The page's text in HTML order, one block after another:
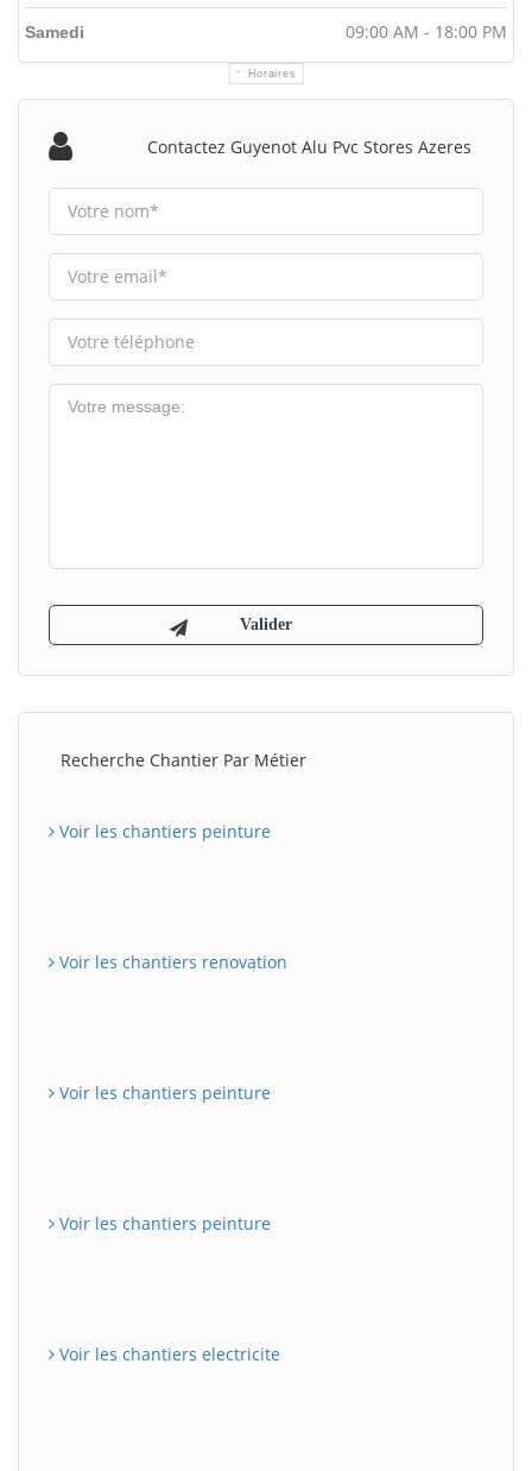
Horaires
Samedi 09:00 AM - 18:00 PM
Contactez Guyenot Alu Pvc Stores Azeres
Recherche Chantier Par Métier
Voir les chantiers peinture
Voir les chantiers renovation
Voir les chantiers peinture
Voir les chantiers peinture
Voir les chantiers electricite